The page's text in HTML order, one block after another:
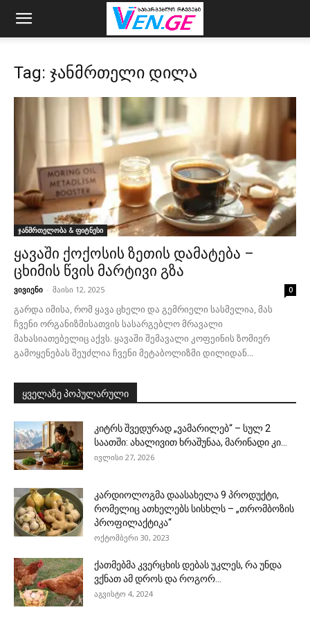
Tag: ჯანმრთელი დილა
ჯანმრთელობა & ფიტნესი
ყავაში ქოქოსის ზეთის დამატება –
ცხიმის წვის მარტივი გზა
ვივიენი - მაისი 12, 2025 0
გარდა იმისა, რომ ყავა ცხელი და გემრიელი სასმელია, მას
ჩვენი ორგანიზმისათვის სასარგებლო მრავალი
მახასიათებელიც აქვს. ყავაში შემავალი კოფეინის ზომიერ
გამოყენებას შეუძლია ჩვენი მეტაბოლიზმი დილიდან...
ყველაზე პოპულარული
კიტრს შვედურად „ვამარილებ“ – სულ 2
საათში: ახალივით ხრაშუნაა, მარინადი კი...
ივლისი 27, 2026
კარდიოლოგმა დაასახელა 9 პროდუქტი,
რომელიც ათხელებს სისხლს – „თრომბოზის
პროფილაქტიკა“
ოქტომბერი 30, 2023
ქათმებმა კვერცხის დებას უკლეს, რა უნდა
ვქნათ ამ დროს და როგორ...
აგვისტო 4, 2024